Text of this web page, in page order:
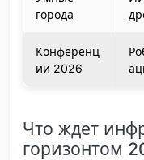
города
Конференц
ии 2026
Что ждет
горизонтом